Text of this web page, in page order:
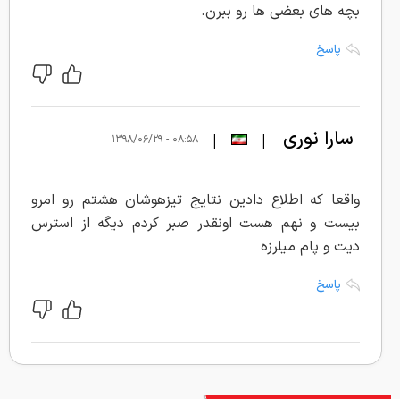
بچه های بعضی ها رو ببرن.
پاسخ
سارا نوری |
| ۰۸:۵۸ - ۱۳۹۸/۰۶/۲۹
واقعا که اطلاع دادین نتایج تیزهوشان هشتم رو امرو
بیست و نهم هست اونقدر صبر کردم دیگه از استرس
دیت و پام میلرزه
پاسخ